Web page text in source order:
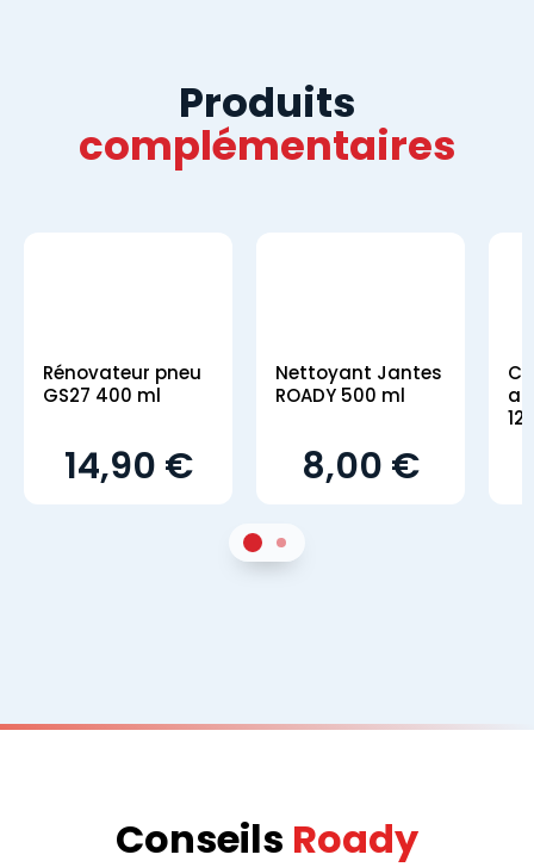
Produits
complémentaires
Rénovateur pneu
GS27 400 ml
14,90 €
Nettoyant Jantes
ROADY 500 ml
8,00 €
Sur 22Sur 2
Conseils Roady